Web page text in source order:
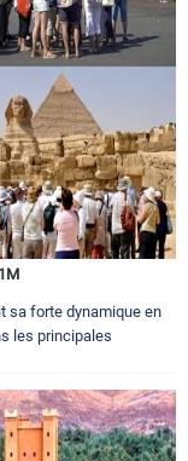
sa forte dynamique en
les principales